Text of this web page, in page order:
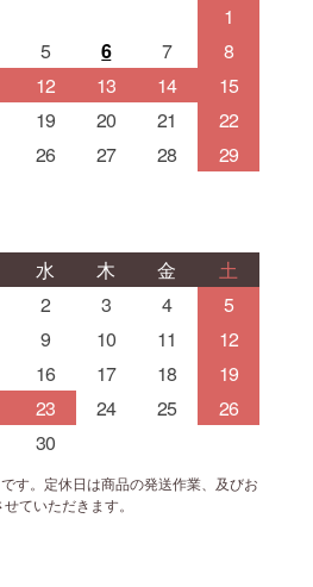
1
5 6 7
8
12 13 14
15
19 20 21
22
26 27 28
29
水 木 金
土
2 3 4
5
9 10 11
12
16 17 18
19
23 24 25
26
30
す。定休日は商品の発送作業、及びお
ていただきます。